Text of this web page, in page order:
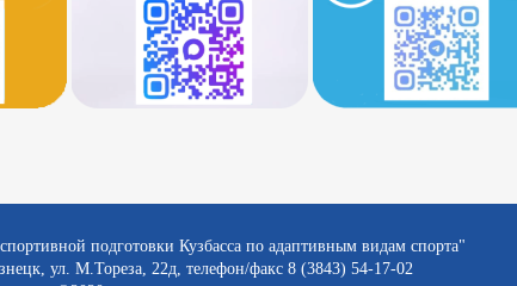
подготовки Кузбасса по адаптивным видам спорта"
ул. М.Тореза, 22д, телефон/факс 8 (3843) 54-17-02